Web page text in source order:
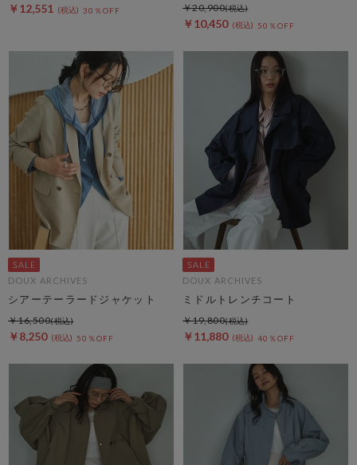
￥12,551 30％OFF
￥10,450 50％OFF
￥20,900
DOUX ARCHIVES
シアーテーラードジャケット
￥8,250 50％OFF
￥16,500
DOUX ARCHIVES
ミドルトレンチコート
￥11,880 40％OFF
￥19,800